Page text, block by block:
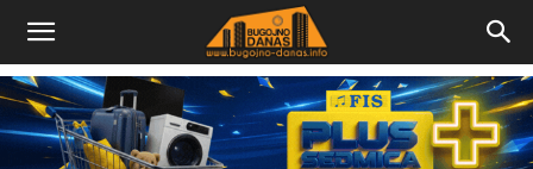
Bugojno
Danas